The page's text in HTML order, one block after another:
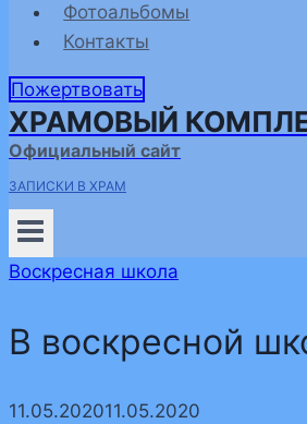
Фотоальбомы
Контакты
Пожертвовать
ХРАМОВЫЙ
Официальный сайт
ЗАПИСКИ В ХРАМ
Воскресная школа
В воскресной
11.05.202011.05.2020